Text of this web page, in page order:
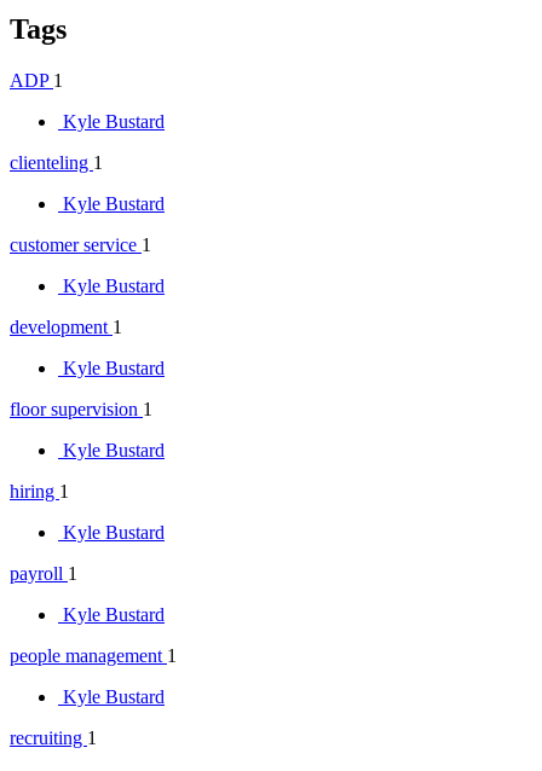
Tags
ADP 1
Kyle Bustard
clienteling 1
Kyle Bustard
customer service 1
Kyle Bustard
development 1
Kyle Bustard
floor supervision 1
Kyle Bustard
hiring 1
Kyle Bustard
payroll 1
Kyle Bustard
people management 1
Kyle Bustard
recruiting 1